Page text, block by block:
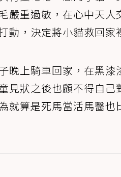
嚴重過敏，在心中天人
動，決定將小貓救回家
晚上騎車回家，在黑漆
狀之後也顧不得自己
就算是死馬當活馬醫也